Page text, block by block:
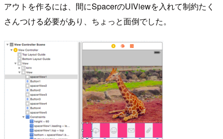
アウトを作るには、間にSpacerのUIViewを入れて制約たく
さんつける必要があり、ちょっと面倒でした。